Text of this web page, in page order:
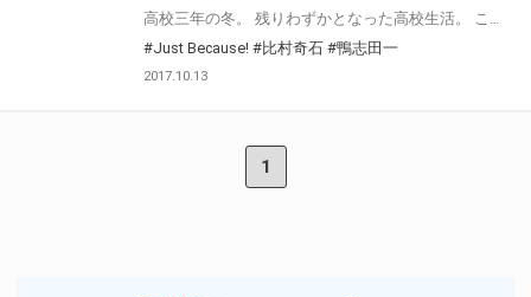
#Just Because! #比村奇石 #鴨志田一
2017.10.13
1